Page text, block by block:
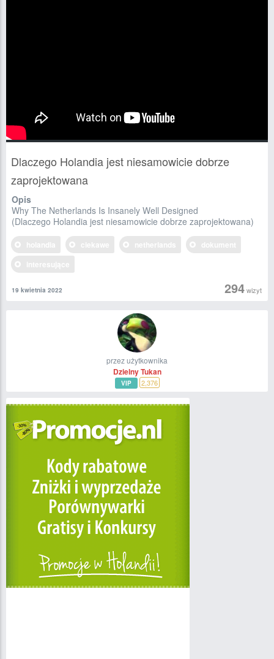
Dlaczego Holandia jest niesamowicie dobrze
zaprojektowana
Opis
Why The Netherlands Is Insanely Well Designed
(Dlaczego Holandia jest niesamowicie dobrze zaprojektowana)
294wizyt
19 kwietnia 2022
przez użytkownika
Dzielny Tukan
VIP 2,376